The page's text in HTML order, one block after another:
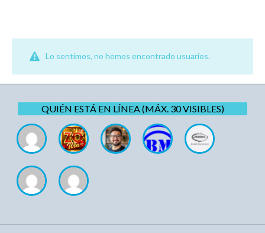
Lo sentimos, no hemos encontrado usuarios.
QUIÉN ESTÁ EN LÍNEA (MÁX. 30 VISIBLES)